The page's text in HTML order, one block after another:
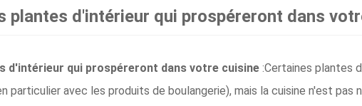
plantes d'intérieur qui prospéreront dans
d'intérieur qui prospéreront dans votre cuisine :Certaines plantes
particulier avec les produits de boulangerie), mais la cuisine n'est